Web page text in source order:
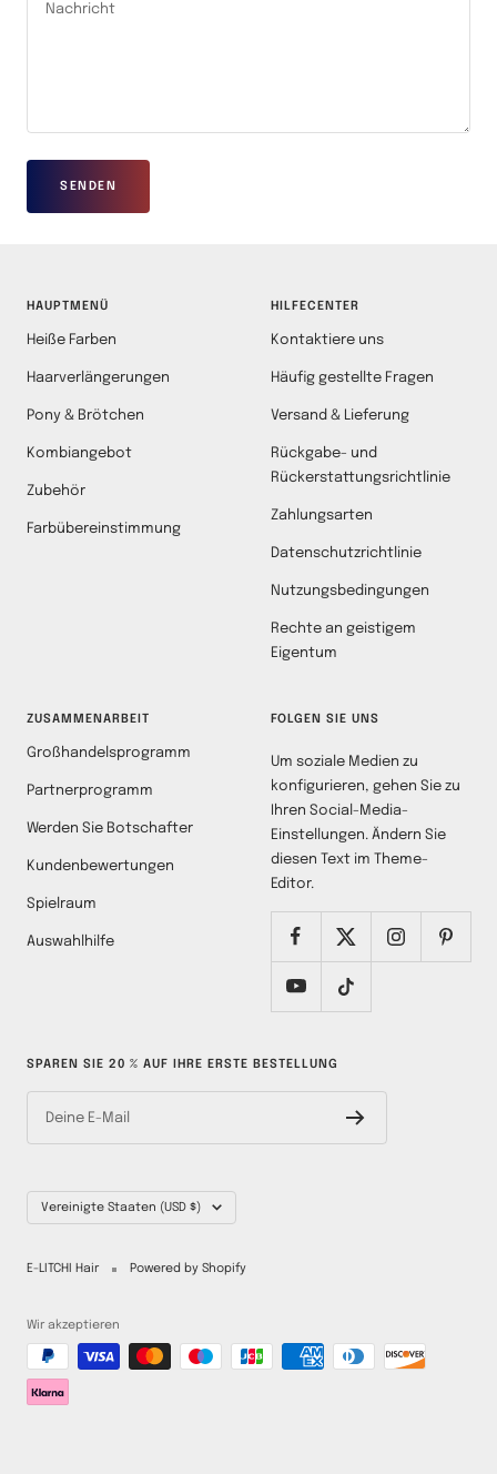
Nachricht
SENDEN
HAUPTMENÜ
Heiße Farben
Haarverlängerungen
Pony & Brötchen
Kombiangebot
Zubehör
Farbübereinstimmung
HILFECENTER
Kontaktiere uns
Häufig gestellte Fragen
Versand & Lieferung
Rückgabe- und
Rückerstattungsrichtlinie
Zahlungsarten
Datenschutzrichtlinie
Nutzungsbedingungen
Rechte an geistigem
Eigentum
ZUSAMMENARBEIT
Großhandelsprogramm
Partnerprogramm
Werden Sie Botschafter
Kundenbewertungen
Spielraum
Auswahlhilfe
FOLGEN SIE UNS
Um soziale Medien zu
konfigurieren, gehen Sie zu
Ihren Social-Media-
Einstellungen. Ändern Sie
diesen Text im Theme-
Editor.
SPAREN SIE 20 % AUF IHRE ERSTE BESTELLUNG
Deine E-Mail
Land/Region
Vereinigte Staaten (USD $)
E-LITCHI Hair Powered by Shopify
Wir akzeptieren